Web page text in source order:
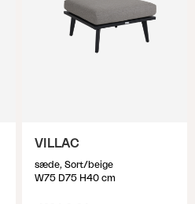
VILLAC
sæde, Sort/beige
W75 D75 H40 cm